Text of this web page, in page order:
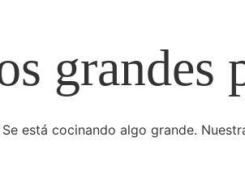
grandes
Se está cocinando algo grande.